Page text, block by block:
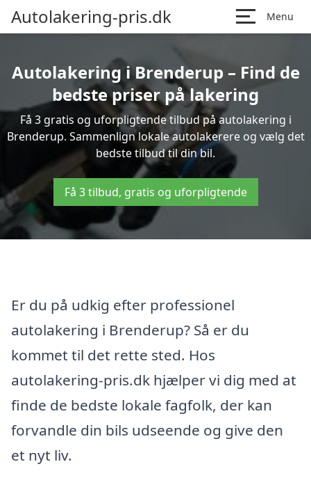
Autolakering-pris.dk Menu
Autolakering i Brenderup – Find de
bedste priser på lakering
Få 3 gratis og uforpligtende tilbud på autolakering i
Brenderup. Sammenlign lokale autolakerere og vælg det
bedste tilbud til din bil.
Få 3 tilbud, gratis og uforpligtende
Er du på udkig efter professionel
autolakering i Brenderup? Så er du
kommet til det rette sted. Hos
autolakering-pris.dk hjælper vi dig med at
finde de bedste lokale fagfolk, der kan
forvandle din bils udseende og give den
et nyt liv.